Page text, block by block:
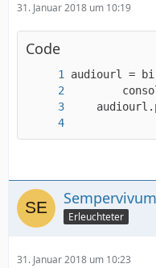
31. Januar 2018 um 10:19
Code
Sempervivum
Erleuchteter
31. Januar 2018 um 10:23